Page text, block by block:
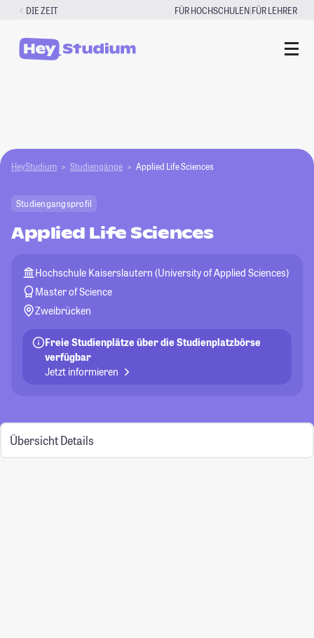
Zum
springen
DIE ZEIT FÜR HOCHSCHULEN|FÜR LEHRER
HeyStudium Studiengänge Applied Life Sciences
Studiengangsprofil
Applied Life Sciences
Hochschule Kaiserslautern (University of Applied Sciences)
Master of Science
Zweibrücken
Freie Studienplätze über die Studienplatzbörse
verfügbar
Jetzt informieren
Übersicht Details